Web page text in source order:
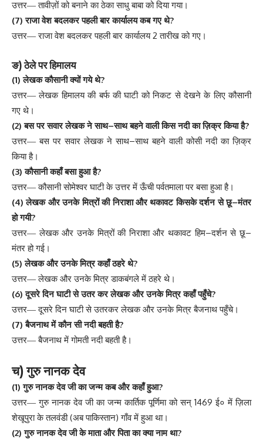
उत्तर— तावीज़ों को बनाने का ठेका साधु बाबा को दिया गया।
(7)राजा वेश बदलकर पहली बार कार्यालय कब गए थे?
उत्तर— राजा वेश बदलकर पहली बार कार्यालय2तारीख को गए ।
ङ)ठेले पर हिमालय
(1)लेखक कौसानी क्यों गये थे?
उत्तर— लेखक हिमालय की बर्फ की घाटी को निकट से देखने के लिए कौसानी
गए थे ।
(2)बस पर सवार लेखक ने साथ–साथ बहने वाली किस नदी का ज़िक्र किया है?
उत्तर— बस पर सवार लेखक ने साथ–साथ बहने वाली कोसी नदी का ज़िक्र
किया है।
(3)कौसानी कहाँ बसा हुआ है?
उत्तर— कौसानी सोमेश्वर घाटी के उत्तर में ऊँची पर्वतमाला पर बसा हुआ है।
(4)लेखक और उनके मित्रों की निराशा और थकावट किसके दर्शन से छू–मंतर
हो गयी?
उत्तर— लेखक और उनके मित्रों की निराशा और थकावट हिम–दर्शन से छू–
मंतर हो गई ।
(5)लेखक और उनके मित्र कहाँ ठहरे थे?
उत्तर— लेखक और उनके मित्र डाकबंगले में ठहरे थे ।
(6)दूसरे दिन घाटी से उतर कर लेखक और उनके मित्र कहाँ पहुँचे?
उत्तर— दूसरे दिन घाटी से उतरकर लेखक और उनके मित्र बैजनाथ पहुँचे।
(7)बैजनाथ में कौन सी नदी बहती है?
उत्तर— बैजनाथ में गोमती नदी बहती है।
च)गुरु नानक देव
(1)गुरु नानक देव जी का जन्म कब और कहाँ हुआ?
उत्तर— गुरु नानक देव जी का जन्म कार्तिक पूर्णिमा को सन् 1469ई० में ज़िला
शेखूपुरा के तलवंडी(अब पाकिस्तान)गाँव में हुआ था।
(2)गुरु नानक देव जी के माता और पिता का क्या नाम था?